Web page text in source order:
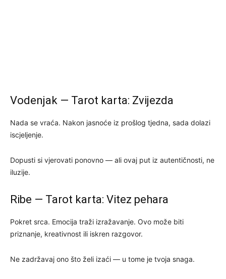
Vodenjak — Tarot karta: Zvijezda
Nada se vraća. Nakon jasnoće iz prošlog tjedna, sada dolazi
iscjeljenje.
Dopusti si vjerovati ponovno — ali ovaj put iz autentičnosti, ne
iluzije.
Ribe — Tarot karta: Vitez pehara
Pokret srca. Emocija traži izražavanje. Ovo može biti
priznanje, kreativnost ili iskren razgovor.
Ne zadržavaj ono što želi izaći — u tome je tvoja snaga.